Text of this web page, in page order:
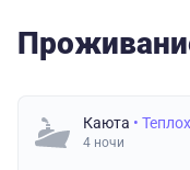
Каюта •
4 ночи